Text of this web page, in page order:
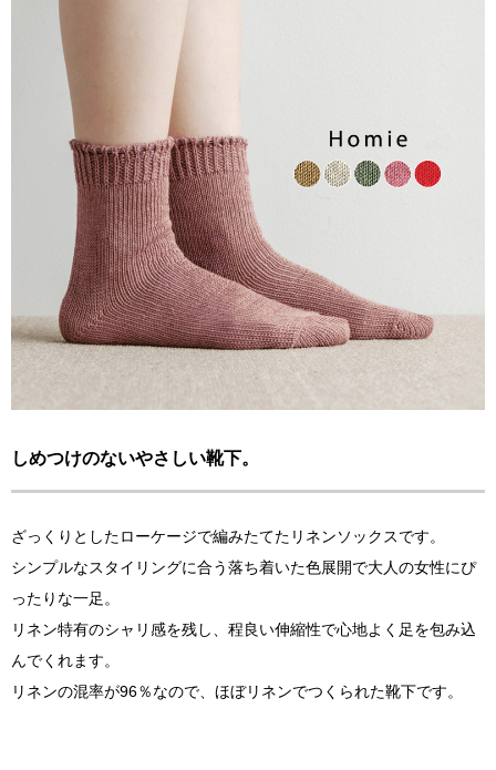
しめつけのないやさしい靴下。
ざっくりとしたローケージで編みたてたリネンソックスです。
シンプルなスタイリングに合う落ち着いた色展開で大人の女性にぴ
ったりな一足。
リネン特有のシャリ感を残し、程良い伸縮性で心地よく足を包み込
んでくれます。
リネンの混率が96％なので、ほぼリネンでつくられた靴下です。